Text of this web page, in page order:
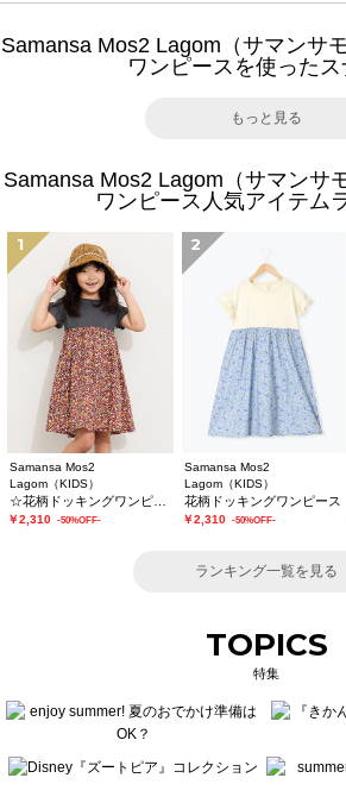
Samansa Mos2 Lagom（サマンサ
ワンピースを使った
もっと見る
Samansa Mos2 Lagom（サマンサ
ワンピース人気アイテム
1
Samansa Mos2
Lagom（KIDS）
￥2,310 -50%OFF-
2
Samansa Mos2
Lagom（KIDS）
花柄ドッキングワンピース
￥2,310 -50%OFF-
ランキング一覧を見る
TOPICS
特集